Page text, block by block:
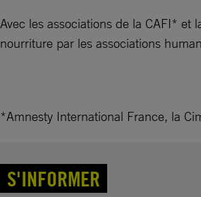
Avec les associations de la CAFI* et
nourriture par les associations
*Amnesty International France, la
S'INFORMER